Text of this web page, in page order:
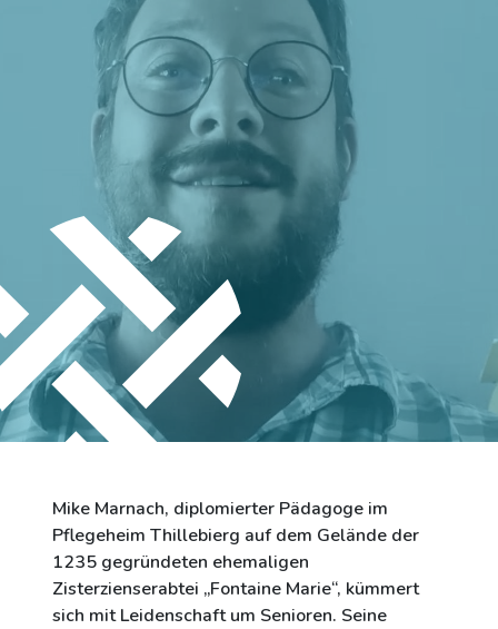
#differenttogether
Stadt Differdingen
Kontakt
Mike Marnach, diplomierter Pädagoge im
Pflegeheim Thillebierg auf dem Gelände der
1235 gegründeten ehemaligen
Zisterzienserabtei „Fontaine Marie“, kümmert
sich mit Leidenschaft um Senioren. Seine